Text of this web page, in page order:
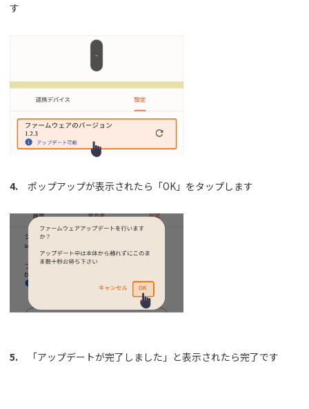
す
4. ポップアップが表示されたら「OK」をタップします
5. 「アップデートが完了しました」と表示されたら完了です